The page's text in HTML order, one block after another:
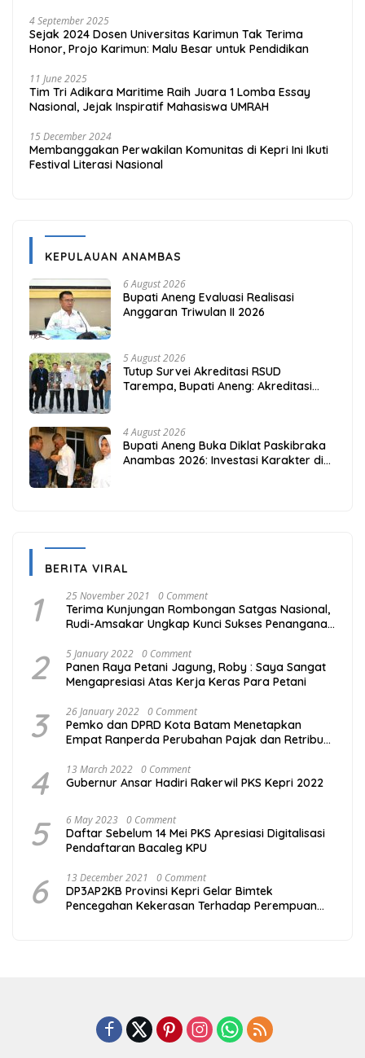
4 September 2025
Sejak 2024 Dosen Universitas Karimun Tak Terima
Honor, Projo Karimun: Malu Besar untuk Pendidikan
11 June 2025
Tim Tri Adikara Maritime Raih Juara 1 Lomba Essay
Nasional, Jejak Inspiratif Mahasiswa UMRAH
15 December 2024
Membanggakan Perwakilan Komunitas di Kepri Ini Ikuti
Festival Literasi Nasional
KEPULAUAN ANAMBAS
6 August 2026
Bupati Aneng Evaluasi Realisasi
Anggaran Triwulan II 2026
5 August 2026
Tutup Survei Akreditasi RSUD
Tarempa, Bupati Aneng: Akreditasi
4 August 2026
Bupati Aneng Buka Diklat Paskibraka
Anambas 2026: Investasi Karakter di
BERITA VIRAL
1 25 November 2021 0 Comment
Terima Kunjungan Rombongan Satgas Nasional,
Rudi-Amsakar Ungkap Kunci Sukses Penanganan
2 5 January 2022 0 Comment
Panen Raya Petani Jagung, Roby : Saya Sangat
Mengapresiasi Atas Kerja Keras Para Petani
3 26 January 2022 0 Comment
Pemko dan DPRD Kota Batam Menetapkan
Empat Ranperda Perubahan Pajak dan Retribusi
4 13 March 2022 0 Comment
Gubernur Ansar Hadiri Rakerwil PKS Kepri 2022
5 6 May 2023 0 Comment
Daftar Sebelum 14 Mei PKS Apresiasi Digitalisasi
Pendaftaran Bacaleg KPU
6 13 December 2021 0 Comment
DP3AP2KB Provinsi Kepri Gelar Bimtek
Pencegahan Kekerasan Terhadap Perempuan